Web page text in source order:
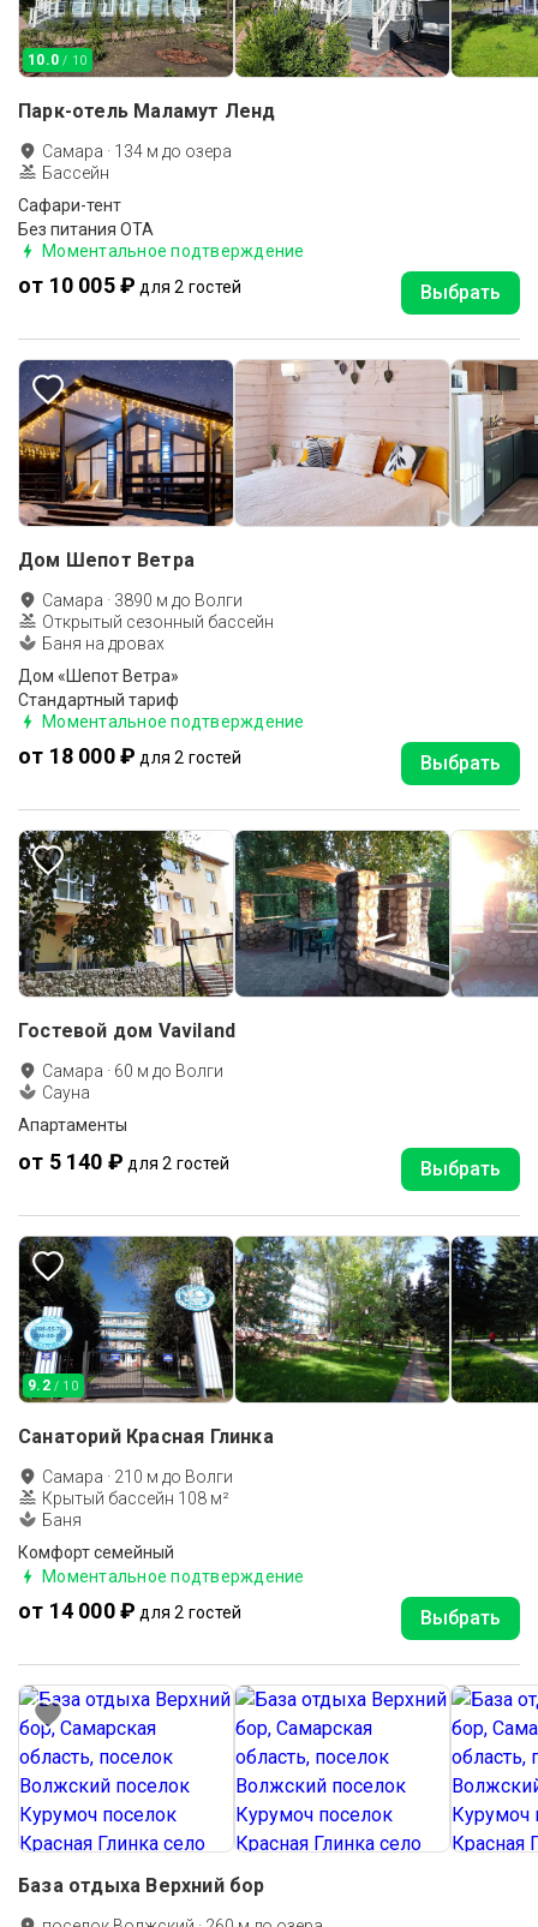
10.0 / 10
Парк-отель Маламут Ленд
Самара · 134 м до озера
Бассейн
Сафари-тент
Без питания ОТА
Моментальное подтверждение
от 10 005 ₽ для 2 гостей Выбрать
Дом Шепот Ветра
Самара · 3890 м до Волги
Открытый сезонный бассейн
Баня на дровах
Дом «Шепот Ветра»
Стандартный тариф
Моментальное подтверждение
от 18 000 ₽ для 2 гостей Выбрать
Гостевой дом Vaviland
Самара · 60 м до Волги
Сауна
Апартаменты
от 5 140 ₽ для 2 гостей Выбрать
9.2 / 10
Санаторий Красная Глинка
Самара · 210 м до Волги
Крытый бассейн 108 м²
Баня
Комфорт семейный
Моментальное подтверждение
от 14 000 ₽ для 2 гостей Выбрать
База отдыха Верхний бор